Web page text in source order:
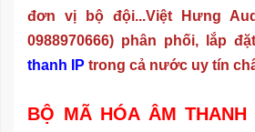
đơn vị bộ đội...Việt Hưng
0988970666) phân phối, lắp đặt
thanh IP trong cả nước uy tín
BỘ MÃ HÓA ÂM THANH